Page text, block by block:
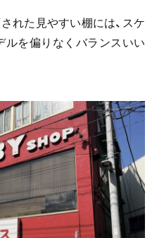
れた見やすい棚には、スケ
ルを偏りなくバランスいい